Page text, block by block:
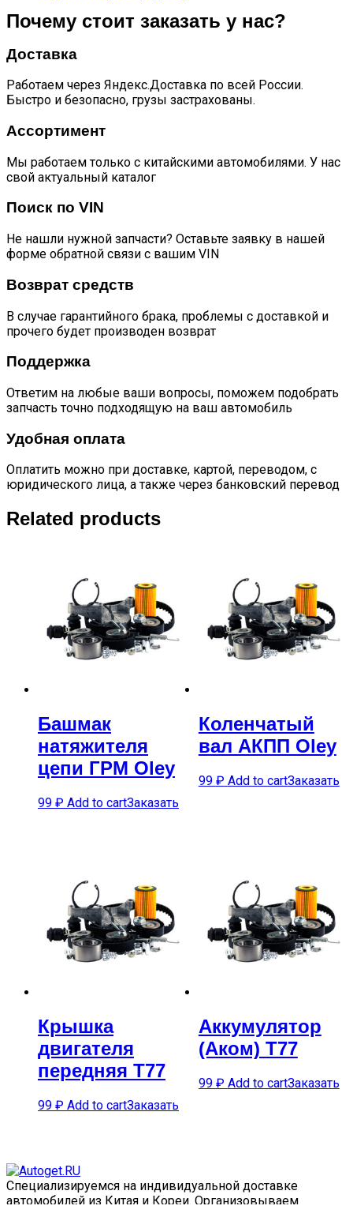
quantity
Почему стоит заказать у нас?
Доставка
Работаем через Яндекс.Доставка по всей России.
Быстро и безопасно, грузы застрахованы.
Ассортимент
Мы работаем только с китайскими автомобилями. У нас
свой актуальный каталог
Поиск по VIN
Не нашли нужной запчасти? Оставьте заявку в нашей
форме обратной связи с вашим VIN
Возврат средств
В случае гарантийного брака, проблемы с доставкой и
прочего будет производен возврат
Поддержка
Ответим на любые ваши вопросы, поможем подобрать
запчасть точно подходящую на ваш автомобиль
Удобная оплата
Оплатить можно при доставке, картой, переводом, с
юридического лица, а также через банковский перевод
Related products
Башмак
натяжителя
цепи ГРМ Oley
99 ₽ Add to cartЗаказать
Коленчатый
вал АКПП Oley
99 ₽ Add to cartЗаказать
Крышка
двигателя
передняя T77
99 ₽ Add to cartЗаказать
Аккумулятор
(Аком) T77
99 ₽ Add to cartЗаказать
Специализируемся на индивидуальной доставке
автомобилей из Китая и Кореи. Организовываем